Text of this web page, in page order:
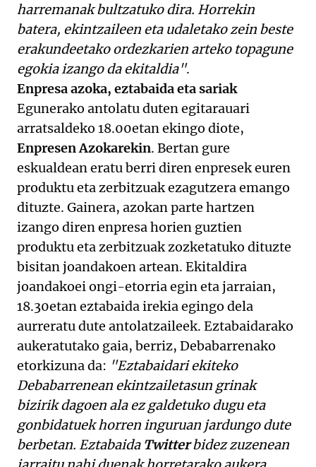
harremanak bultzatuko dira. Horrekin
batera, ekintzaileen eta udaletako zein beste
erakundeetako ordezkarien arteko topagune
egokia izango da ekitaldia".
Enpresa azoka, eztabaida eta sariak
Egunerako antolatu duten egitarauari
arratsaldeko 18.00etan ekingo diote,
Enpresen Azokarekin. Bertan gure
eskualdean eratu berri diren enpresek euren
produktu eta zerbitzuak ezagutzera emango
dituzte. Gainera, azokan parte hartzen
izango diren enpresa horien guztien
produktu eta zerbitzuak zozketatuko dituzte
bisitan joandakoen artean. Ekitaldira
joandakoei ongi-etorria egin eta jarraian,
18.30etan eztabaida irekia egingo dela
aurreratu dute antolatzaileek. Eztabaidarako
aukeratutako gaia, berriz, Debabarrenako
etorkizuna da: "Eztabaidari ekiteko
Debabarrenean ekintzailetasun grinak
bizirik dagoen ala ez galdetuko dugu eta
gonbidatuek horren inguruan jardungo dute
berbetan. Eztabaida Twitterbidez zuzenean